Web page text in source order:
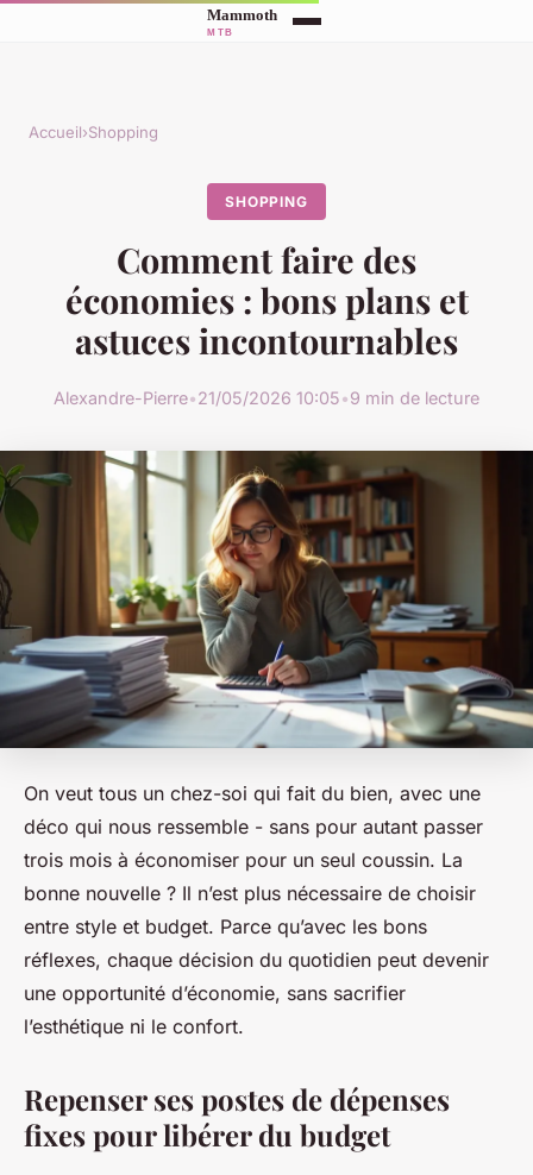
Accueil›Shopping
SHOPPING
Comment faire des
économies : bons plans et
astuces incontournables
Alexandre-Pierre•21/05/2026 10:05•9 min de lecture
On veut tous un chez-soi qui fait du bien, avec une
déco qui nous ressemble - sans pour autant passer
trois mois à économiser pour un seul coussin. La
bonne nouvelle ? Il n’est plus nécessaire de choisir
entre style et budget. Parce qu’avec les bons
réflexes, chaque décision du quotidien peut devenir
une opportunité d’économie, sans sacrifier
l’esthétique ni le confort.
Repenser ses postes de dépenses
fixes pour libérer du budget